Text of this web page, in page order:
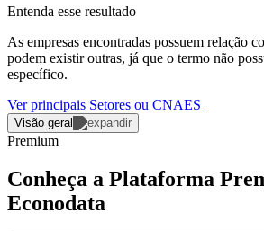
Entenda esse resultado
As empresas encontradas possuem relação
podem existir outras, já que o termo não
específico.
Ver principais Setores ou CNAES
Visão geral
Premium
Conheça a Plataforma
Econodata